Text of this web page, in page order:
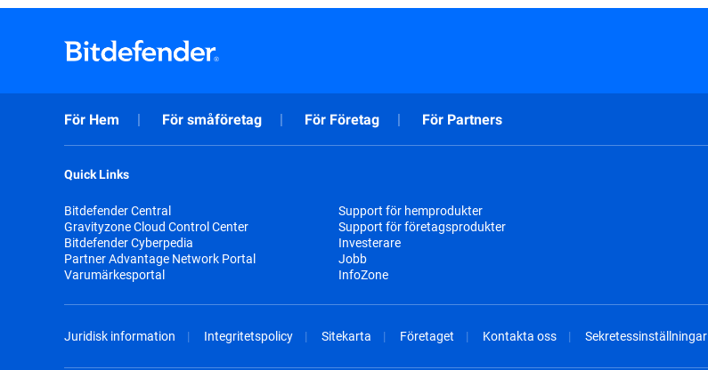
För Hem För småföretag För Företag För Partners
Quick Links
Bitdefender Central
Gravityzone Cloud Control Center
Bitdefender Cyberpedia
Partner Advantage Network Portal
Varumärkesportal
Support för hemprodukter
Support för företagsprodukter
Investerare
Jobb
InfoZone
Juridisk information Integritetspolicy Sitekarta Företaget Kontakta oss Sekretessinställningar